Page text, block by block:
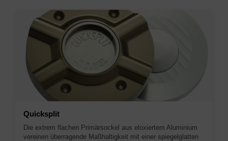
Quicksplit
Die extrem flachen Primärsockel aus eloxiertem Aluminium
vereinen überragende Maßhaltigkeit mit einer spiegelglatten